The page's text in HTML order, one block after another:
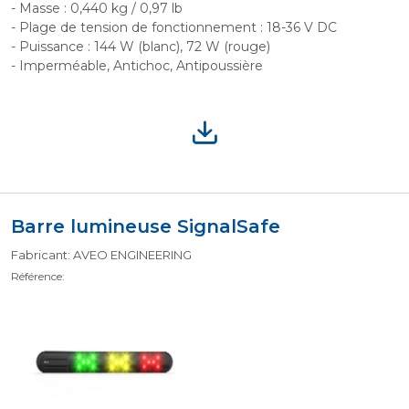
- Masse : 0,440 kg / 0,97 lb
- Plage de tension de fonctionnement : 18-36 V DC
- Puissance : 144 W (blanc), 72 W (rouge)
- Imperméable, Antichoc, Antipoussière
Barre lumineuse SignalSafe
Fabricant: AVEO ENGINEERING
Référence: